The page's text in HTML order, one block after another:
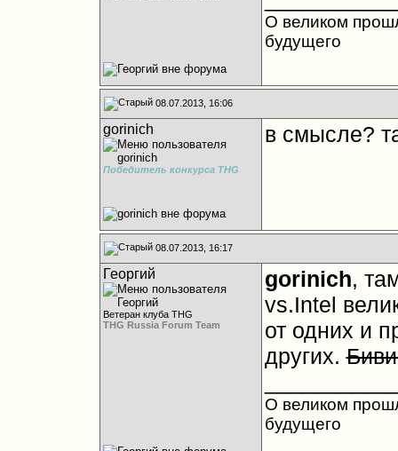
О великом
будущего
08.07.2013, 16:06
gorinich
Победитель конкурса THG
в смысле?
08.07.2013, 16:17
Георгий
Ветеран клуба THG
THG Russia Forum Team
gorinich,
vs.Intel
от одних и
других.
О великом
будущего